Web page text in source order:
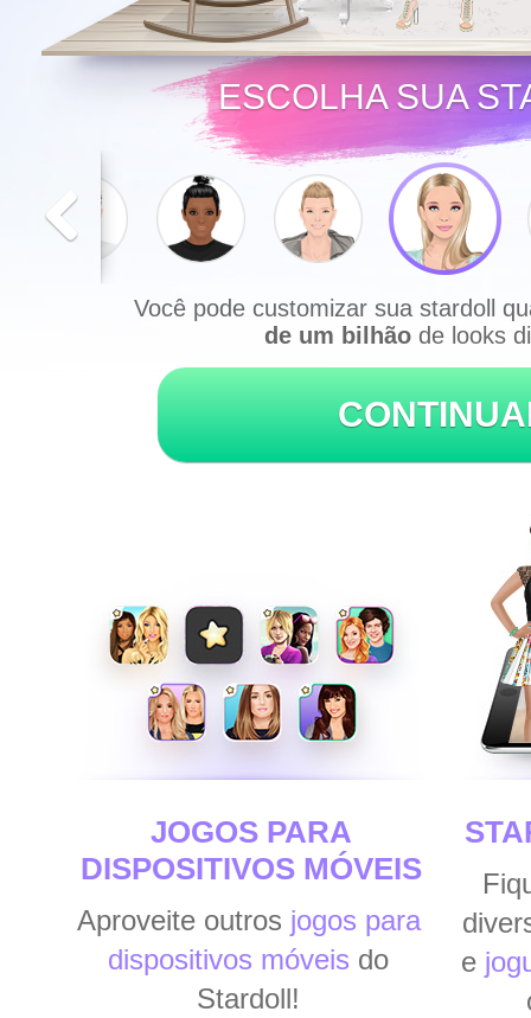
ESCOLHA SUA
Você pode customizar sua stardoll
de um bilhão de looks
JOGOS PARA
DISPOSITIVOS MÓVEIS
Aproveite outros jogos para
dispositivos móveis do
Stardoll!
e